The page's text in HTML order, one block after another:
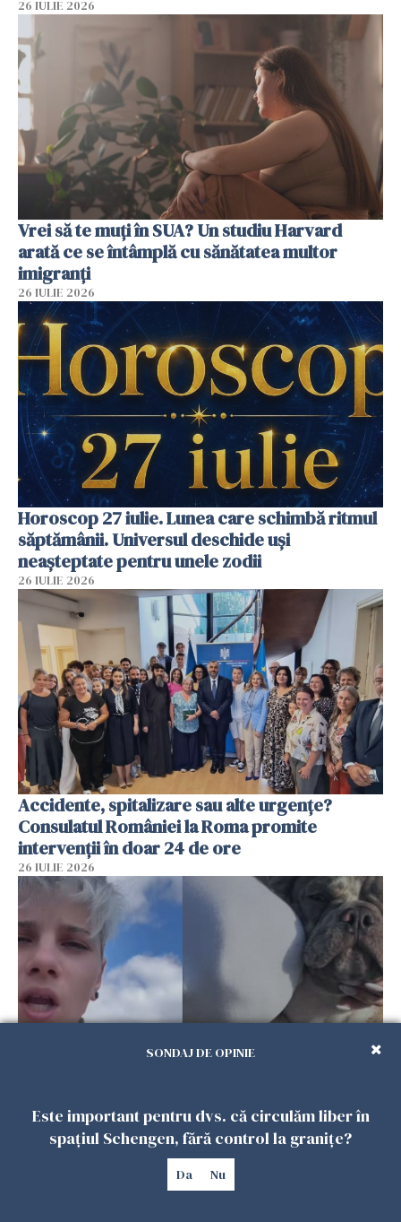
26 IULIE 2026
Vrei să te muți în SUA? Un studiu Harvard
arată ce se întâmplă cu sănătatea multor
imigranți
26 IULIE 2026
Horoscop 27 iulie. Lunea care schimbă ritmul
săptămânii. Universul deschide uși
neașteptate pentru unele zodii
26 IULIE 2026
Accidente, spitalizare sau alte urgențe?
Consulatul României la Roma promite
intervenții în doar 24 de ore
26 IULIE 2026
câinele în Germania. Mesajul ei a stârnit
dezbateri aprinse
SONDAJ DE OPINIE
Este important pentru dvs. că circulăm liber în
spațiul Schengen, fără control la granițe?
Da Nu